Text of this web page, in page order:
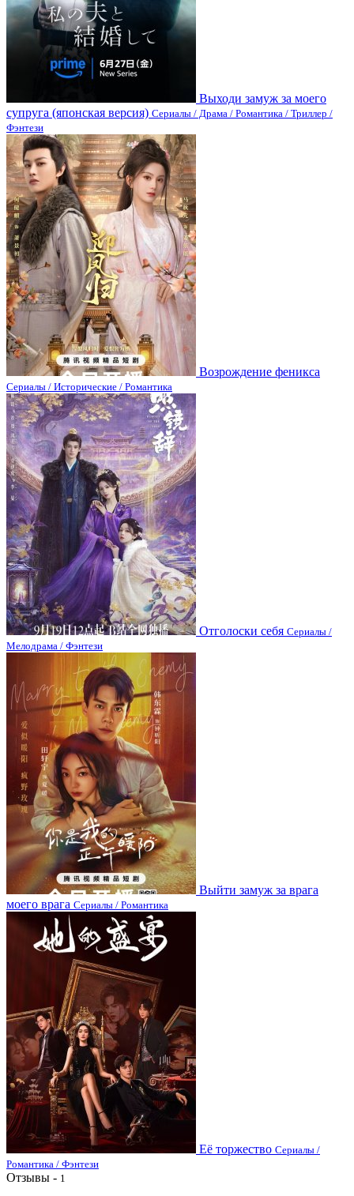
Выходи замуж за моего
супруга (японская версия) Сериалы / Драма / Романтика / Триллер /
Фэнтези
Возрождение феникса
Сериалы / Исторические / Романтика
Отголоски себя Сериалы /
Мелодрама / Фэнтези
Выйти замуж за врага
моего врага Сериалы / Романтика
Её торжество Сериалы /
Романтика / Фэнтези
Отзывы - 1